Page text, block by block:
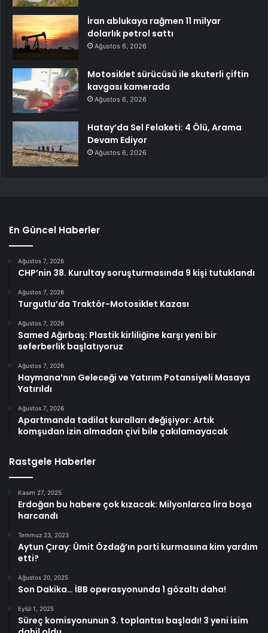
İran ablukaya rağmen 11 milyar
dolarlık petrol sattı
Ağustos 6, 2026
Motosiklet sürücüsü ile skuterli çiftin
kavgası kamerada
Ağustos 6, 2026
Hatay’da Sel Felaketi: 4 Ölü, Arama
Devam Ediyor
Ağustos 6, 2026
En Güncel Haberler
Ağustos 7, 2026
CHP’nin 38. Kurultay soruşturmasında 9 kişi tutuklandı
Ağustos 7, 2026
Turgutlu’da Traktör-Motosiklet Kazası
Ağustos 7, 2026
Samed Ağırbaş: Plastik kirliliğine karşı yeni bir
seferberlik başlatıyoruz
Ağustos 7, 2026
Haymana’nın Geleceği ve Yatırım Potansiyeli Masaya
Yatırıldı
Ağustos 7, 2026
Apartmanda tadilat kuralları değişiyor: Artık
komşudan izin almadan çivi bile çakılamayacak
Rastgele Haberler
Kasım 27, 2025
Erdoğan bu habere çok kızacak: Milyonlarca lira boşa
harcandı
Temmuz 23, 2023
Aytun Çıray: Ümit Özdağ’ın parti kurmasına kim yardım
etti?
Ağustos 20, 2025
Son Dakika… İBB operasyonunda 1 gözaltı daha!
Eylül 1, 2025
Süreç komisyonunun 3. toplantısı başladı! 3 yeni isim